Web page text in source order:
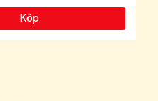
Köp